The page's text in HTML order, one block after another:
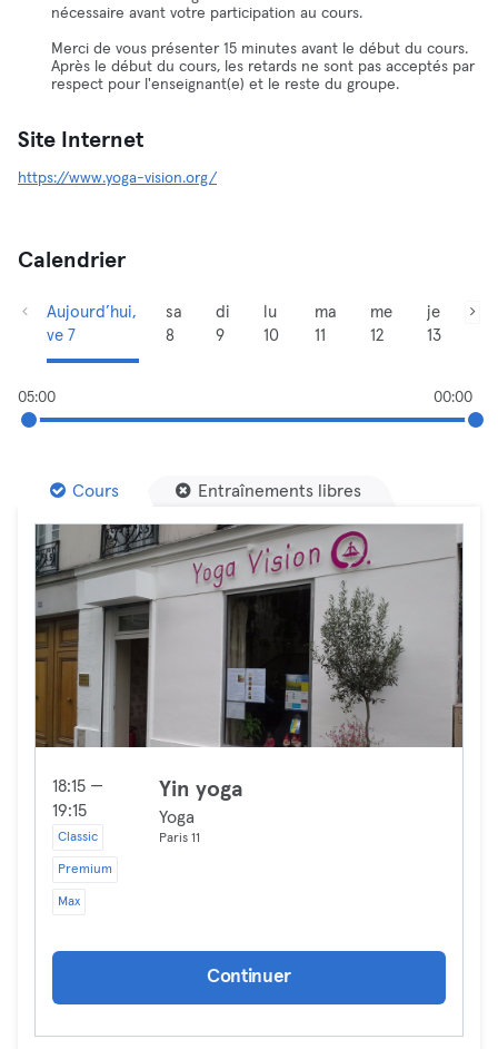
nécessaire avant votre participation au cours.
Merci de vous présenter 15 minutes avant le début du cours.
Après le début du cours, les retards ne sont pas acceptés par
respect pour l'enseignant(e) et le reste du groupe.
Site Internet
https://www.yoga-vision.org/
Calendrier
Aujourd’hui,
ve 7
sa
8
di
9
lu
10
ma
11
me
12
je
13
05:00 00:00
Cours Entraînements libres
18:15 —
19:15
Classic
Premium
Max
Yin yoga
Yoga
Paris 11
Continuer